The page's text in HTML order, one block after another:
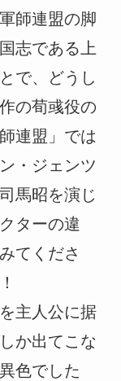
師連盟の脚
志である上
で、どうし
の荀彧役の
連盟」では
・ジェンツ
馬昭を演じ
ターの違
てくださ
主人公に据
か出てこな
色でした